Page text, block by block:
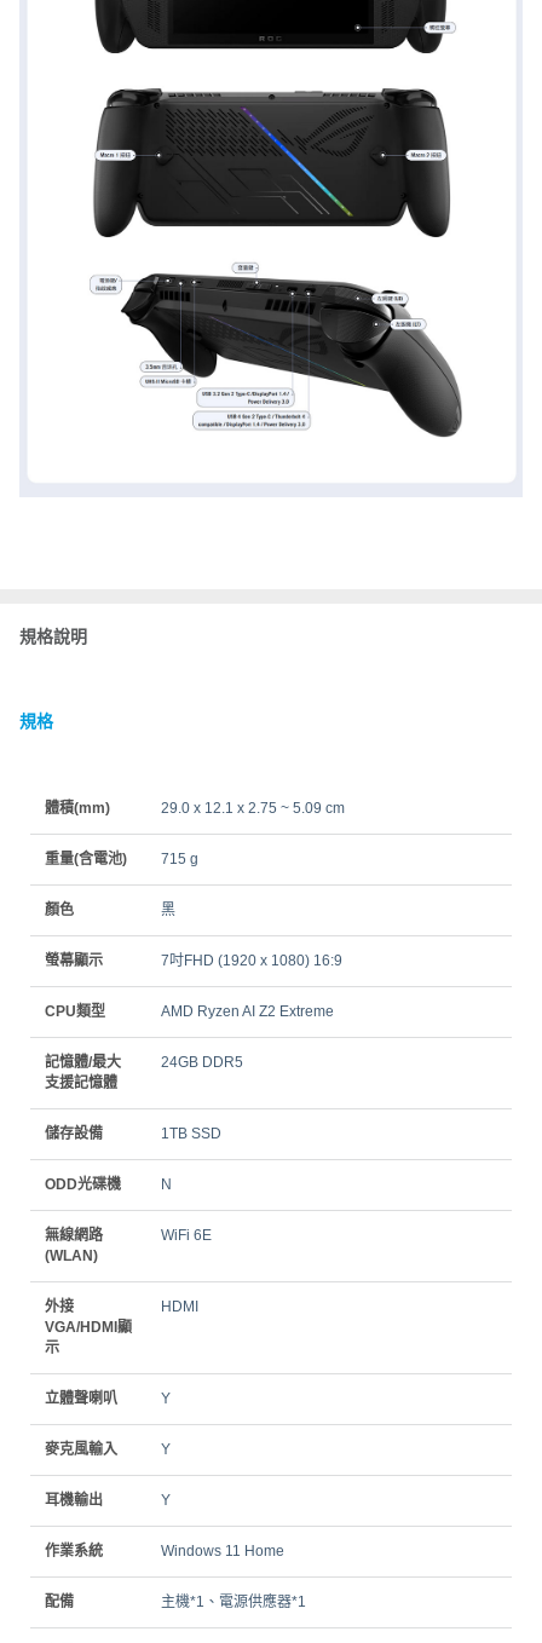
規格說明
規格
體積(mm) 29.0 x 12.1 x 2.75 ~ 5.09 cm
重量(含電池) 715 g
顏色 黑
螢幕顯示 7吋FHD (1920 x 1080) 16:9
CPU類型 AMD Ryzen AI Z2 Extreme
記憶體/最大
支援記憶體
24GB DDR5
儲存設備 1TB SSD
ODD光碟機 N
無線網路
(WLAN)
WiFi 6E
外接
VGA/HDMI顯
示
HDMI
立體聲喇叭 Y
麥克風輸入 Y
耳機輸出 Y
作業系統 Windows 11 Home
配備 主機*1、電源供應器*1